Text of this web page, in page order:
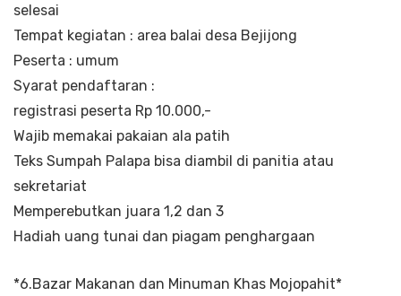
selesai
Tempat kegiatan : area balai desa Bejijong
Peserta : umum
Syarat pendaftaran :
registrasi peserta Rp 10.000,-
Wajib memakai pakaian ala patih
Teks Sumpah Palapa bisa diambil di panitia atau
sekretariat
Memperebutkan juara 1,2 dan 3
Hadiah uang tunai dan piagam penghargaan
*6.Bazar Makanan dan Minuman Khas Mojopahit*